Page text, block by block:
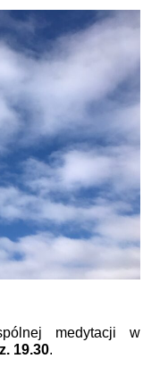
medytacji w
19.30.